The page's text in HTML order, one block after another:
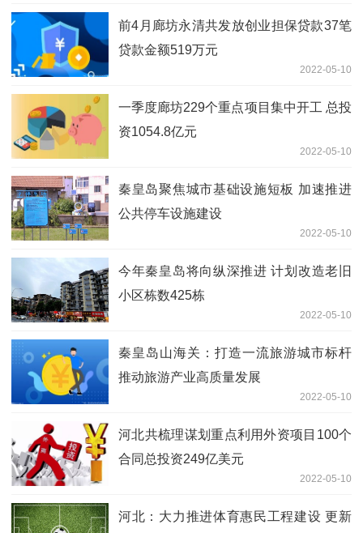
前4月廊坊永清共发放创业担保贷款37笔
贷款金额519万元
2022-05-10
一季度廊坊229个重点项目集中开工 总投
资1054.8亿元
2022-05-10
秦皇岛聚焦城市基础设施短板 加速推进
公共停车设施建设
2022-05-10
今年秦皇岛将向纵深推进 计划改造老旧
小区栋数425栋
2022-05-10
秦皇岛山海关：打造一流旅游城市标杆
推动旅游产业高质量发展
2022-05-10
河北共梳理谋划重点利用外资项目100个
合同总投资249亿美元
2022-05-10
河北：大力推进体育惠民工程建设 更新